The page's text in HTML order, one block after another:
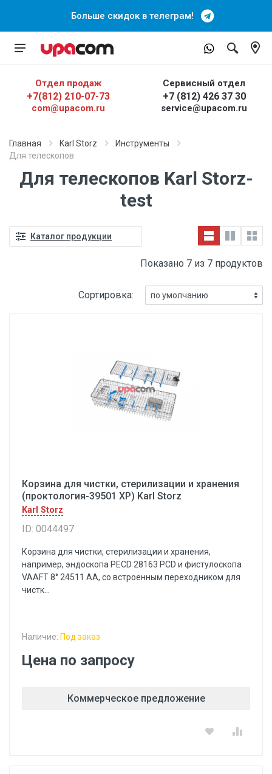
Больше скидок в телеграм!
Отдел продаж
+7(812) 210-07-73
com@upacom.ru
Сервисный отдел
+7 (812) 426 37 30
service@upacom.ru
Главная Karl Storz
Инструменты
Для телескопов
Для телескопов Karl Storz-
test
Каталог продукции
Показано 7 из 7 продуктов
Сортировка:
Корзина для чистки, стерилизации и хранения
(проктология-39501 ХР) Karl Storz
Karl Storz
ID: 0044497
Корзина для чистки, стерилизации и хранения,
например, эндоскопа PECD 28163 PCD и фистулоскопа
VAAFT 8° 24511 АА, со встроенным переходником для
чистк...
Наличие: Под заказ
Цена по запросу
Коммерческое предложение